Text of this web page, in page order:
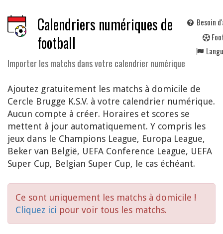
Calendriers numériques de
football
Importer les matchs dans votre calendrier numérique
Besoin
F
Ajoutez gratuitement les matchs à domicile de
Cercle Brugge K.S.V. à votre calendrier numérique.
Aucun compte à créer. Horaires et scores se
mettent à jour automatiquement. Y compris les
jeux dans le Champions League, Europa League,
Beker van België, UEFA Conference League, UEFA
Super Cup, Belgian Super Cup, le cas échéant.
Ce sont uniquement les matchs à domicile !
Cliquez ici pour voir tous les matchs.